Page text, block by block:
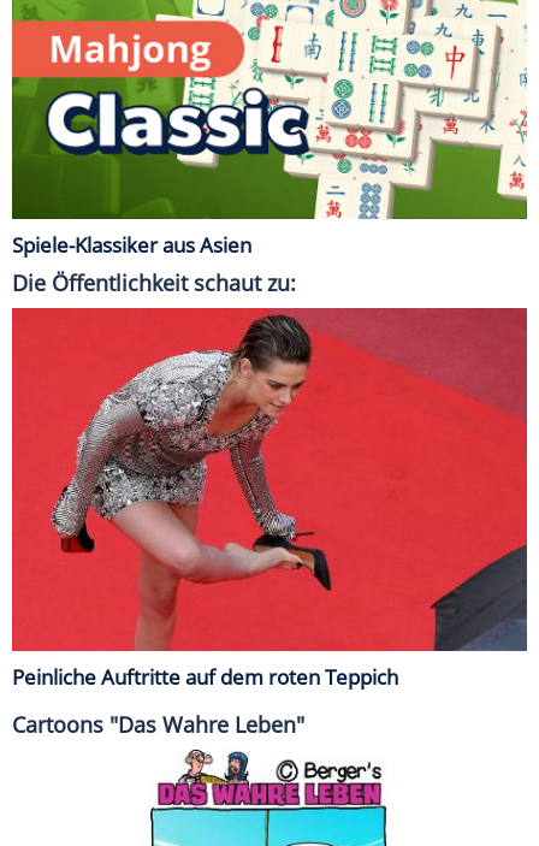
Spiele-Klassiker aus Asien
Die Öffentlichkeit schaut zu:
Peinliche Auftritte auf dem roten Teppich
Cartoons "Das Wahre Leben"